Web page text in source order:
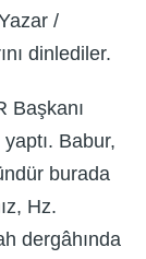
/
dinlediler.
Başkanı
Babur,
burada
Hz.
dergâhında